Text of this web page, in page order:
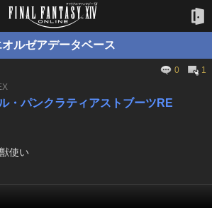
オルゼアデータベース
0
1
・パンクラティアストブーツRE
使い